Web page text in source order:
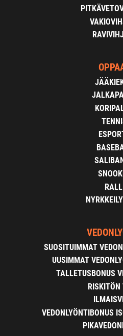
SUOSITUIMMAT
UUSIMMAT
TALLETUSBONUS
RISKITÖN
VEDONLYÖNTIBONUS